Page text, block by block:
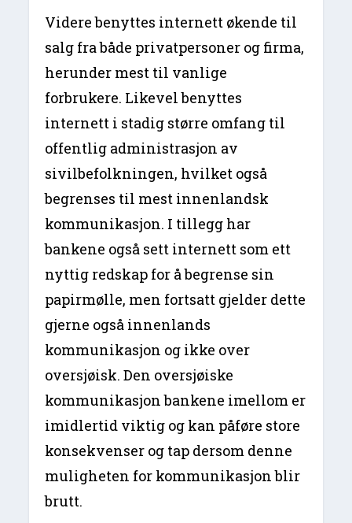
Videre benyttes internett økende til
salg fra både privatpersoner og firma,
herunder mest til vanlige
forbrukere. Likevel benyttes
internett i stadig større omfang til
offentlig administrasjon av
sivilbefolkningen, hvilket også
begrenses til mest innenlandsk
kommunikasjon. I tillegg har
bankene også sett internett som ett
nyttig redskap for å begrense sin
papirmølle, men fortsatt gjelder dette
gjerne også innenlands
kommunikasjon og ikke over
oversjøisk. Den oversjøiske
kommunikasjon bankene imellom er
imidlertid viktig og kan påføre store
konsekvenser og tap dersom denne
muligheten for kommunikasjon blir
brutt.